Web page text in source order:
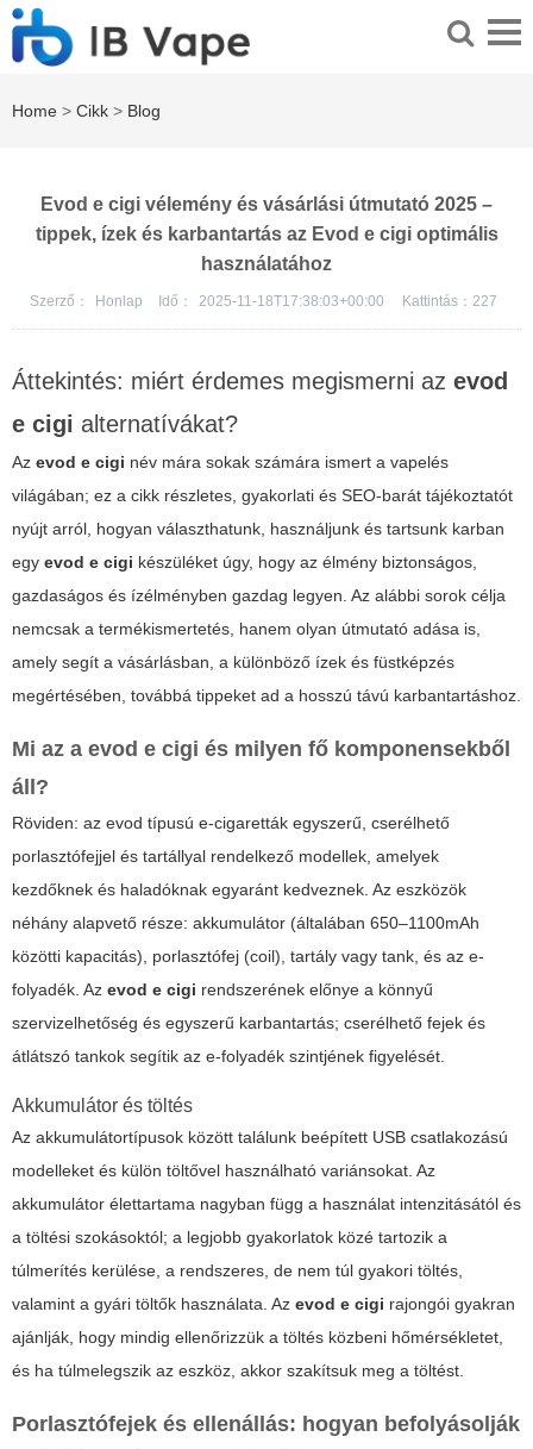
Home > Cikk > Blog
Evod e cigi vélemény és vásárlási útmutató 2025 –
tippek, ízek és karbantartás az Evod e cigi optimális
használatához
Szerző： Honlap Idő： 2025-11-18T17:38:03+00:00 Kattintás： 227
Áttekintés: miért érdemes megismerni az evod
e cigi alternatívákat?
Az evod e cigi név mára sokak számára ismert a vapelés
világában; ez a cikk részletes, gyakorlati és SEO-barát tájékoztatót
nyújt arról, hogyan választhatunk, használjunk és tartsunk karban
egy evod e cigi készüléket úgy, hogy az élmény biztonságos,
gazdaságos és ízélményben gazdag legyen. Az alábbi sorok célja
nemcsak a termékismertetés, hanem olyan útmutató adása is,
amely segít a vásárlásban, a különböző ízek és füstképzés
megértésében, továbbá tippeket ad a hosszú távú karbantartáshoz.
Mi az a evod e cigi és milyen fő komponensekből
áll?
Röviden: az evod típusú e-cigaretták egyszerű, cserélhető
porlasztófejjel és tartállyal rendelkező modellek, amelyek
kezdőknek és haladóknak egyaránt kedveznek. Az eszközök
néhány alapvető része: akkumulátor (általában 650–1100mAh
közötti kapacitás), porlasztófej (coil), tartály vagy tank, és az e-
folyadék. Az evod e cigi rendszerének előnye a könnyű
szervizelhetőség és egyszerű karbantartás; cserélhető fejek és
átlátszó tankok segítik az e-folyadék szintjének figyelését.
Akkumulátor és töltés
Az akkumulátortípusok között találunk beépített USB csatlakozású
modelleket és külön töltővel használható variánsokat. Az
akkumulátor élettartama nagyban függ a használat intenzitásától és
a töltési szokásoktól; a legjobb gyakorlatok közé tartozik a
túlmerítés kerülése, a rendszeres, de nem túl gyakori töltés,
valamint a gyári töltők használata. Az evod e cigi rajongói gyakran
ajánlják, hogy mindig ellenőrizzük a töltés közbeni hőmérsékletet,
és ha túlmelegszik az eszköz, akkor szakítsuk meg a töltést.
Porlasztófejek és ellenállás: hogyan befolyásolják